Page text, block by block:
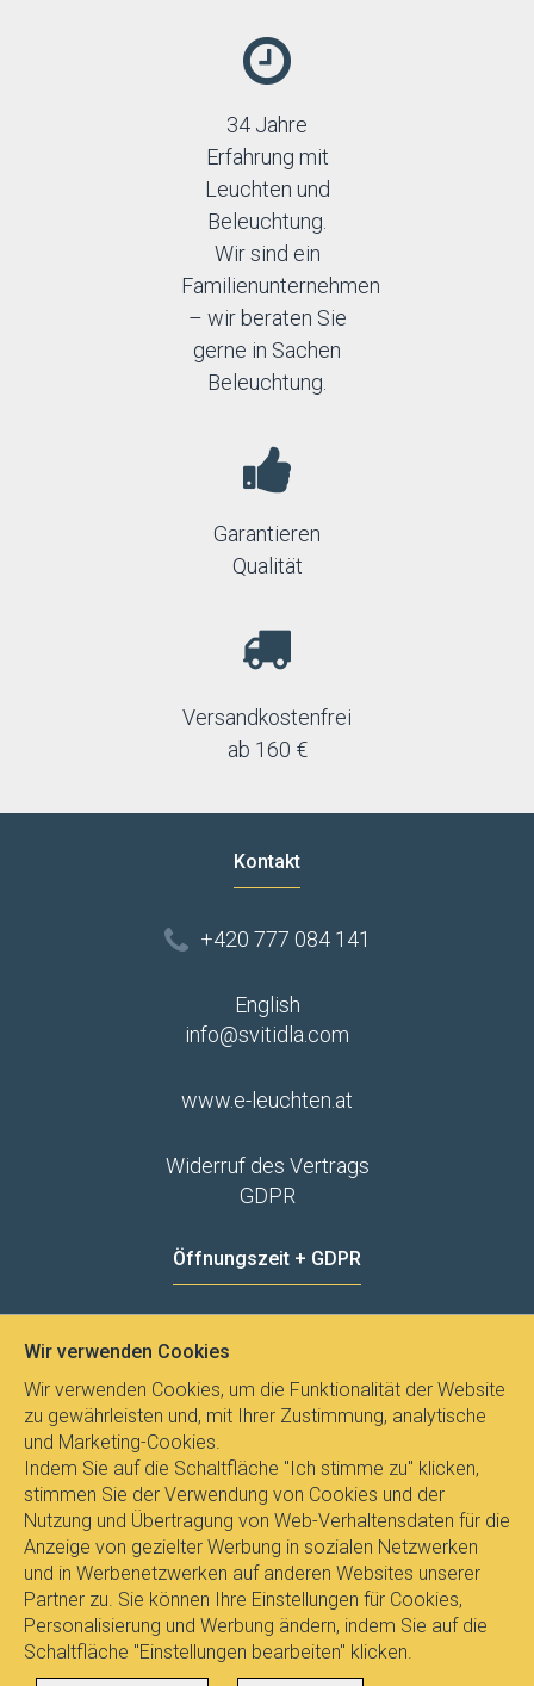
34 Jahre
Erfahrung mit
Leuchten und
Beleuchtung.
Wir sind ein
Familienunternehmen
– wir beraten Sie
gerne in Sachen
Beleuchtung.
Garantieren
Qualität
Versandkostenfrei
ab 160 €
Kontakt
+420 777 084 141
English
info@svitidla.com
www.e-leuchten.at
Widerruf des Vertrags
GDPR
Öffnungszeit + GDPR
Wir verwenden Cookies
Wir verwenden Cookies, um die Funktionalität der Website
zu gewährleisten und, mit Ihrer Zustimmung, analytische
und Marketing-Cookies.
Indem Sie auf die Schaltfläche "Ich stimme zu" klicken,
stimmen Sie der Verwendung von Cookies und der
Nutzung und Übertragung von Web-Verhaltensdaten für die
Anzeige von gezielter Werbung in sozialen Netzwerken
und in Werbenetzwerken auf anderen Websites unserer
Partner zu. Sie können Ihre Einstellungen für Cookies,
Personalisierung und Werbung ändern, indem Sie auf die
Schaltfläche "Einstellungen bearbeiten" klicken.